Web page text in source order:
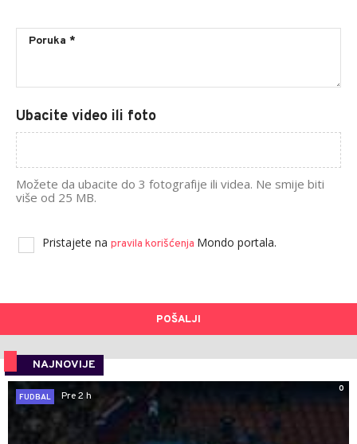
Ubacite video ili foto
Možete da ubacite do 3 fotografije ili videa. Ne smije biti
više od 25 MB.
Pristajete na pravila korišćenja Mondo portala.
POŠALJI
NAJNOVIJE
0
FUDBAL
Pre 2 h